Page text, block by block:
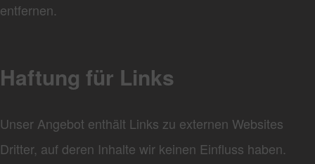
entfernen.
Haftung für Links
Unser Angebot enthält Links zu externen Websites
Dritter, auf deren Inhalte wir keinen Einfluss haben.